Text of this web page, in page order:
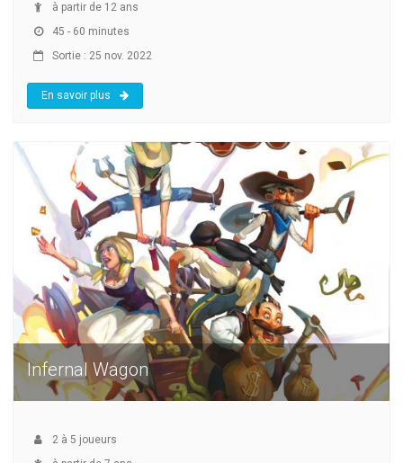
à partir de 12 ans
45 - 60 minutes
Sortie : 25 nov. 2022
En savoir plus
Infernal Wagon
2 à 5 joueurs